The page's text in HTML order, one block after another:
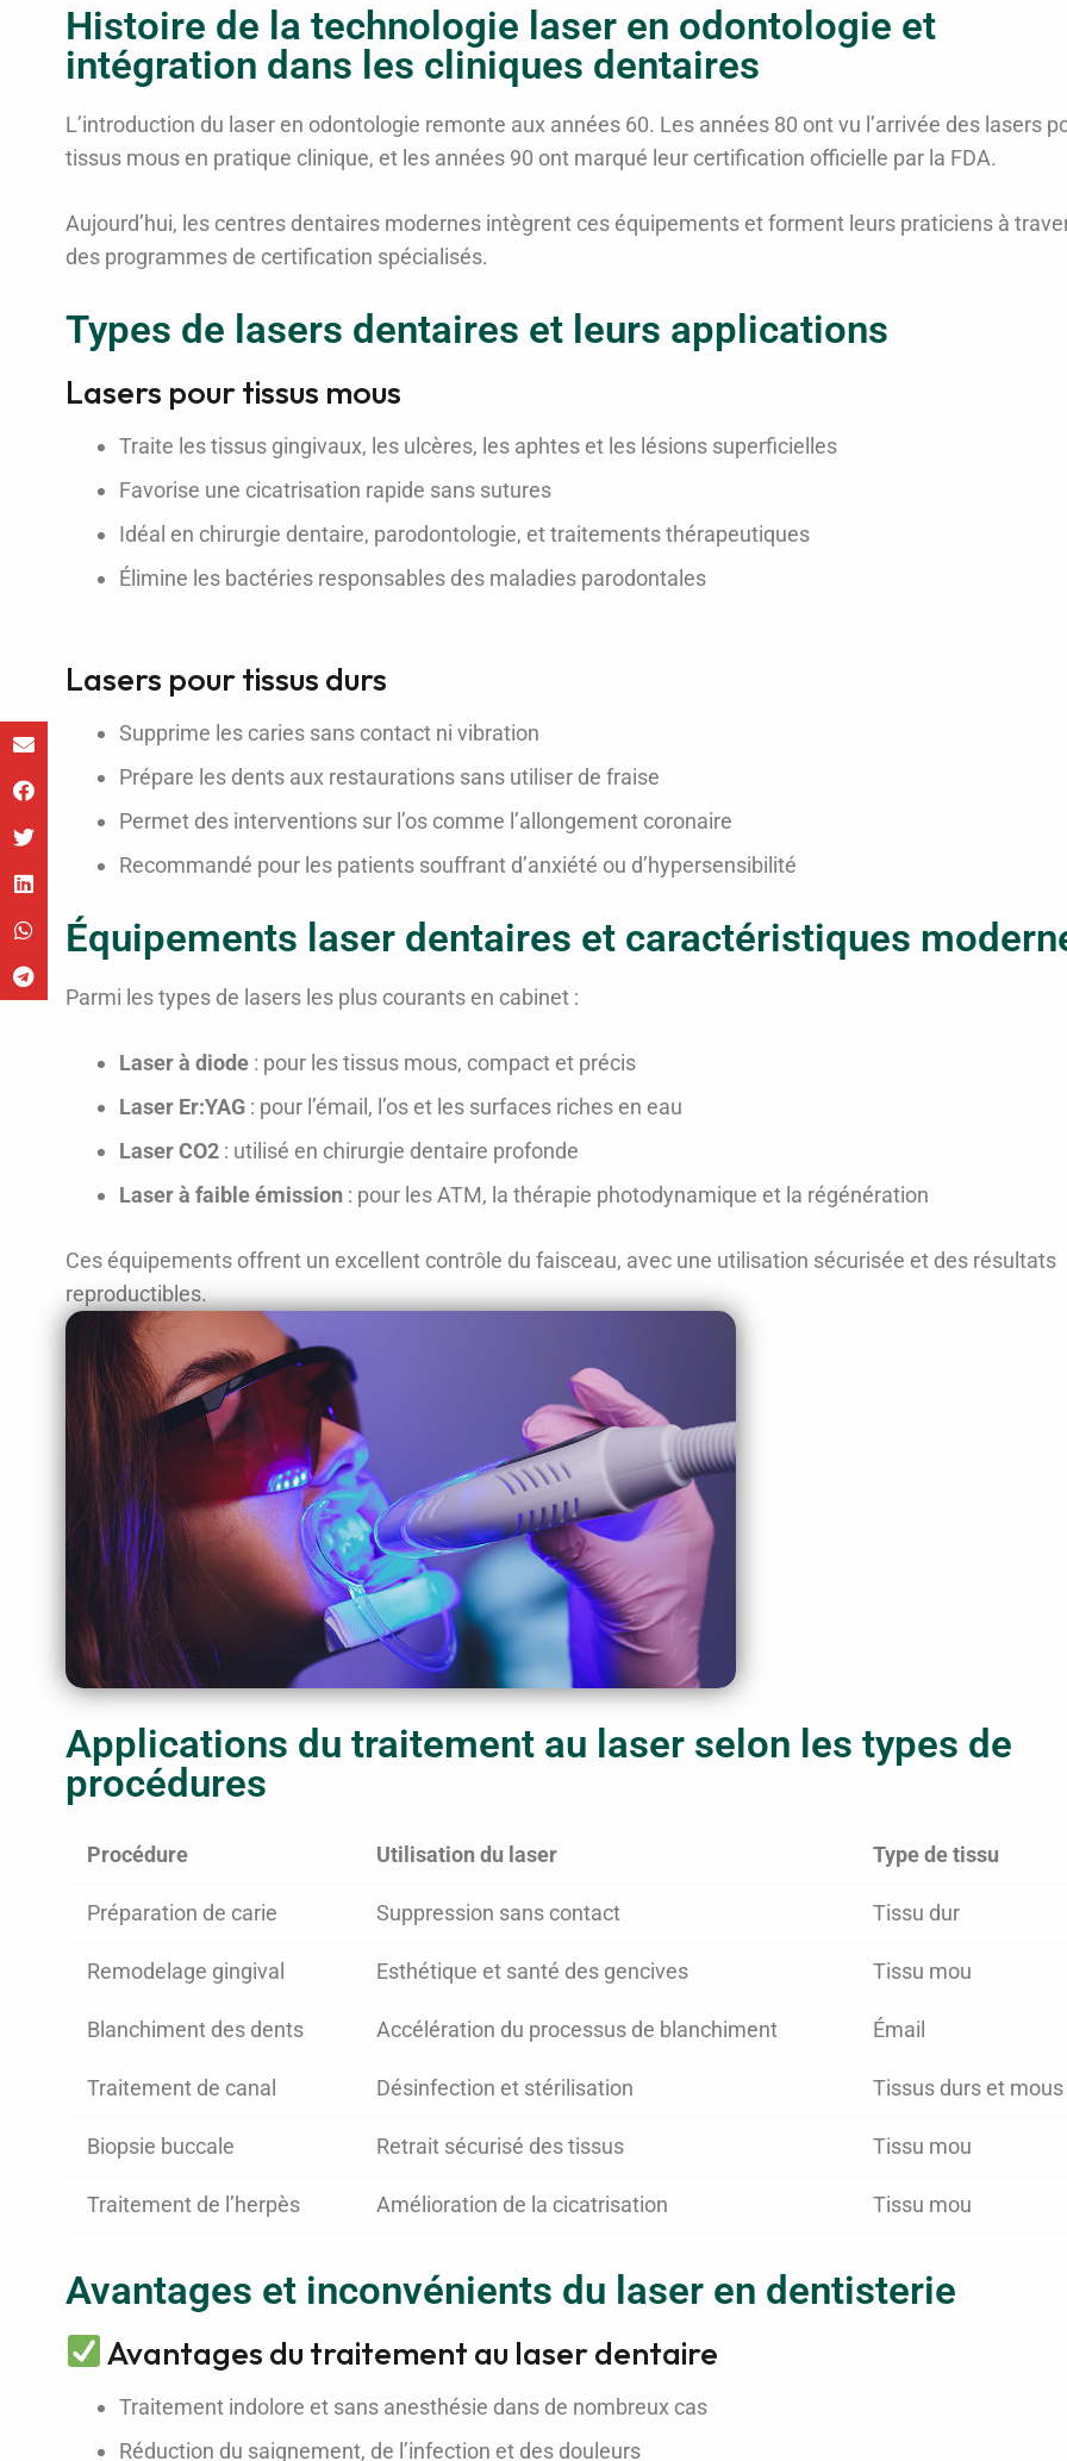
Histoire de la technologie laser en odontologie et
intégration dans les cliniques dentaires
L’introduction du laser en odontologie remonte aux années 60. Les années 80 ont vu l’arrivée des lasers
tissus mous en pratique clinique, et les années 90 ont marqué leur certification officielle par la FDA.
Aujourd’hui, les centres dentaires modernes intègrent ces équipements et forment leurs praticiens à
des programmes de certification spécialisés.
Types de lasers dentaires et leurs applications
Lasers pour tissus mous
Traite les tissus gingivaux, les ulcères, les aphtes et les lésions superficielles
Favorise une cicatrisation rapide sans sutures
Idéal en chirurgie dentaire, parodontologie, et traitements thérapeutiques
Élimine les bactéries responsables des maladies parodontales
Lasers pour tissus durs
Supprime les caries sans contact ni vibration
Prépare les dents aux restaurations sans utiliser de fraise
Permet des interventions sur l’os comme l’allongement coronaire
Recommandé pour les patients souffrant d’anxiété ou d’hypersensibilité
Équipements laser dentaires et caractéristiques
Parmi les types de lasers les plus courants en cabinet :
Laser à diode : pour les tissus mous, compact et précis
Laser Er:YAG : pour l’émail, l’os et les surfaces riches en eau
Laser CO2 : utilisé en chirurgie dentaire profonde
Laser à faible émission : pour les ATM, la thérapie photodynamique et la régénération
Ces équipements offrent un excellent contrôle du faisceau, avec une utilisation sécurisée et des résultats
reproductibles.
Applications du traitement au laser selon les types de
procédures
Procédure Utilisation du laser Type de tissu
Préparation de carie Suppression sans contact Tissu dur
Remodelage gingival Esthétique et santé des gencives Tissu mou
Blanchiment des dents Accélération du processus de blanchiment Émail
Traitement de canal Désinfection et stérilisation Tissus durs et mous
Biopsie buccale Retrait sécurisé des tissus Tissu mou
Traitement de l’herpès Amélioration de la cicatrisation Tissu mou
Avantages et inconvénients du laser en dentisterie
Avantages du traitement au laser dentaire
Traitement indolore et sans anesthésie dans de nombreux cas
Réduction du saignement, de l’infection et des douleurs